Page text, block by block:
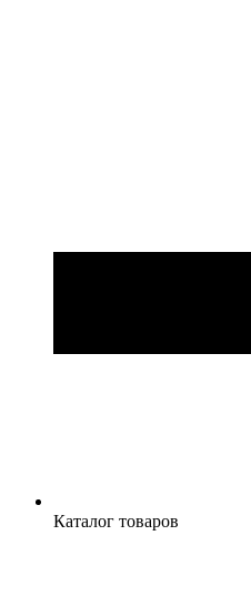
Каталог товаров